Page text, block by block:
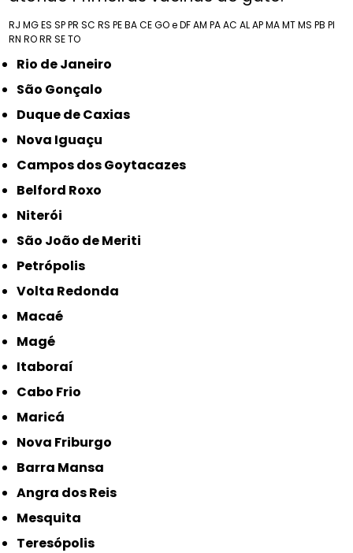
RJ MGES SPPR SC RS PEBACEGO e DFAM PAAC ALAPMAMTMS PB PI
RN RORR SETO
Rio de Janeiro
São Gonçalo
Duque de Caxias
Nova Iguaçu
Campos dos Goytacazes
Belford Roxo
Niterói
São João de Meriti
Petrópolis
Volta Redonda
Macaé
Magé
Itaboraí
Cabo Frio
Maricá
Nova Friburgo
Barra Mansa
Angra dos Reis
Mesquita
Teresópolis